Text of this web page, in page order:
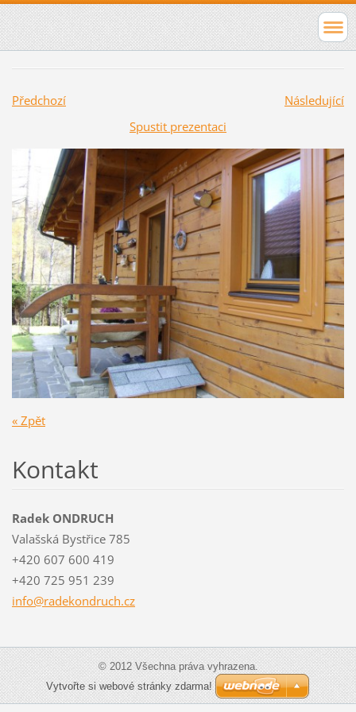
Předchozí
Následující
Spustit prezentaci
« Zpět
Kontakt
Radek ONDRUCH
Valašská Bystřice 785
+420 607 600 419
+420 725 951 239
info@radekondruch.cz
© 2012 Všechna práva vyhrazena.
Vytvořte si webové stránky zdarma!